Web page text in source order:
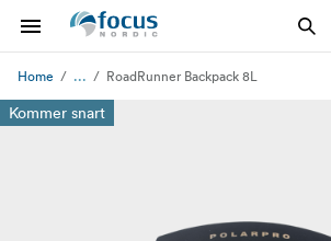
Home ... RoadRunner Backpack 8L
Kommer snart